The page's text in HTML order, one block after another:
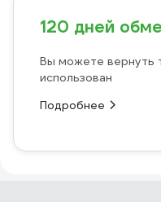
120 дней
Вы можете вернуть
использован
Подробнее